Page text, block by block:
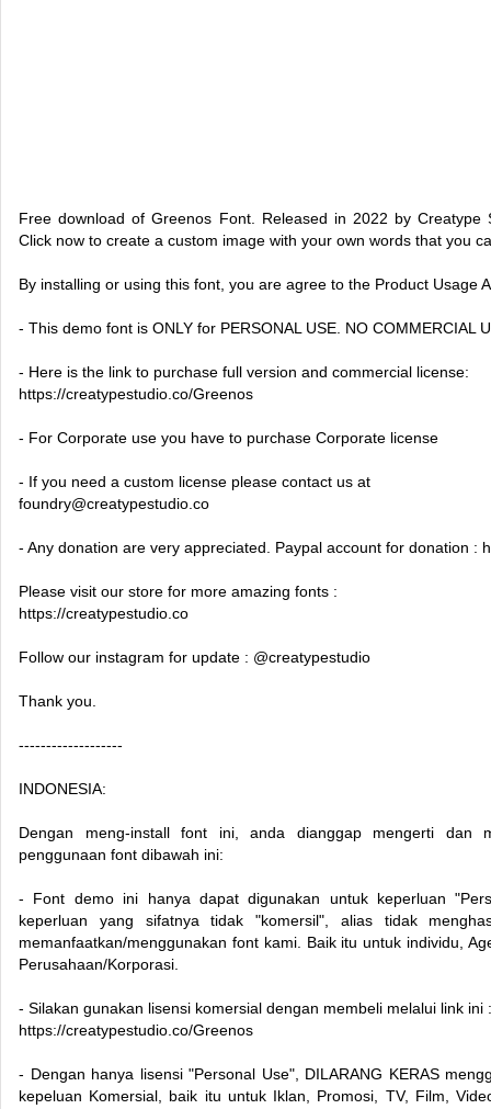
Free download of Greenos Font. Released in 2022 by Creatype
Click now to create a custom image with your own words that you
By installing or using this font, you are agree to the Product Usage
- This demo font is ONLY for PERSONAL USE. NO COMMERCIAL
- Here is the link to purchase full version and commercial license:
https://creatypestudio.co/Greenos
- For Corporate use you have to purchase Corporate license
- If you need a custom license please contact us at
foundry@creatypestudio.co
- Any donation are very appreciated. Paypal account for donation :
Please visit our store for more amazing fonts :
https://creatypestudio.co
Follow our instagram for update : @creatypestudio
Thank you.
-------------------
INDONESIA:
Dengan meng-install font ini, anda dianggap mengerti dan
penggunaan font dibawah ini:
- Font demo ini hanya dapat digunakan untuk keperluan
keperluan yang sifatnya tidak "komersil", alias tidak
memanfaatkan/menggunakan font kami. Baik itu untuk individu,
Perusahaan/Korporasi.
- Silakan gunakan lisensi komersial dengan membeli melalui link ini :
https://creatypestudio.co/Greenos
- Dengan hanya lisensi "Personal Use", DILARANG KERAS
kepeluan Komersial, baik itu untuk Iklan, Promosi, TV, Film,